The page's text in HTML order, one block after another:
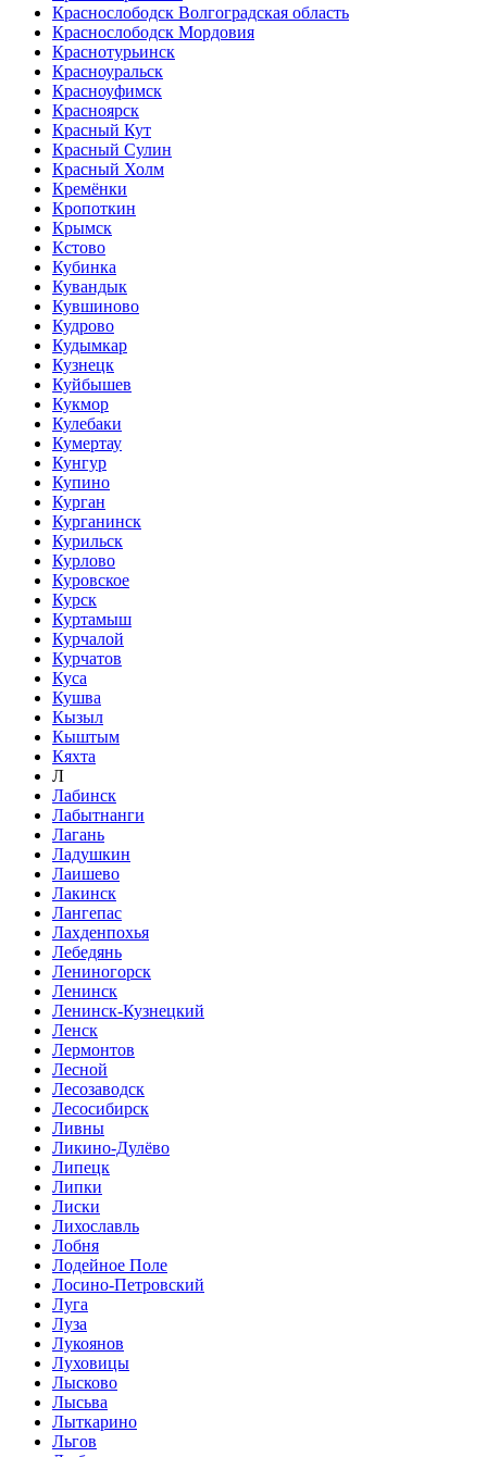
Краснослободск Волгоградская область
Краснослободск Мордовия
Краснотурьинск
Красноуральск
Красноуфимск
Красноярск
Красный Кут
Красный Сулин
Красный Холм
Кремёнки
Кропоткин
Крымск
Кстово
Кубинка
Кувандык
Кувшиново
Кудрово
Кудымкар
Кузнецк
Куйбышев
Кукмор
Кулебаки
Кумертау
Кунгур
Купино
Курган
Курганинск
Курильск
Курлово
Куровское
Курск
Куртамыш
Курчалой
Курчатов
Куса
Кушва
Кызыл
Кыштым
Кяхта
Л
Лабинск
Лабытнанги
Лагань
Ладушкин
Лаишево
Лакинск
Лангепас
Лахденпохья
Лебедянь
Лениногорск
Ленинск
Ленинск-Кузнецкий
Ленск
Лермонтов
Лесной
Лесозаводск
Лесосибирск
Ливны
Ликино-Дулёво
Липецк
Липки
Лиски
Лихославль
Лобня
Лодейное Поле
Лосино-Петровский
Луга
Луза
Лукоянов
Луховицы
Лысково
Лысьва
Лыткарино
Льгов